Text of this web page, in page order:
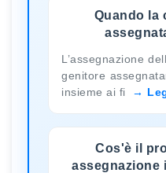
Quando la
L’assegnazione
genitore
insieme ai fi
Cos'è il
assegnazione